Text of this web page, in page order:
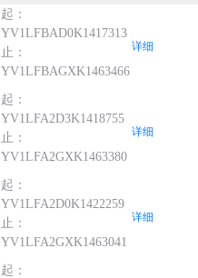
起：
YV1LFBAD0K1417313
止：
YV1LFBAGXK1463466
详细
起：
YV1LFA2D3K1418755
止：
YV1LFA2GXK1463380
详细
起：
YV1LFA2D0K1422259
止：
YV1LFA2GXK1463041
详细
起：